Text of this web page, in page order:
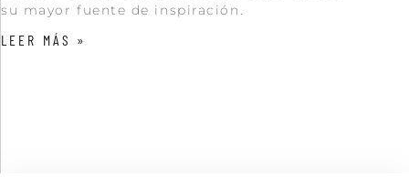
su mayor fuente de inspiración.
LEER MÁS »